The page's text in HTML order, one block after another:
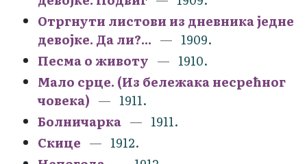
Отргнути листови из дневника једне
девојке. Да ли?...
1909.
Песма о животу
1910.
Мало срце. (Из бележака несрећног
човека)
1911.
Болничарка
1911.
Скице
1912.